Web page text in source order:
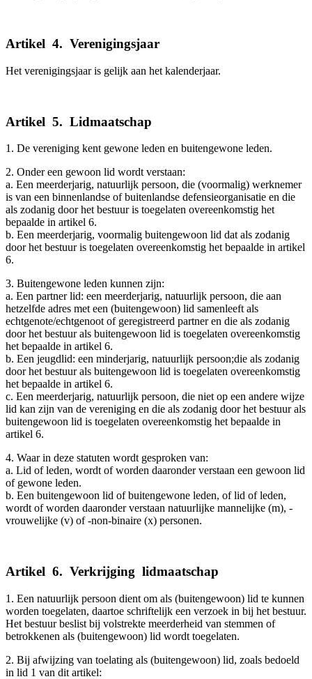
Artikel 4. Verenigingsjaar
Het verenigingsjaar is gelijk aan het kalenderjaar.
Artikel 5. Lidmaatschap
1. De vereniging kent gewone leden en buitengewone leden.
2. Onder een gewoon lid wordt verstaan:
a. Een meerderjarig, natuurlijk persoon, die (voormalig) werknemer
is van een binnenlandse of buitenlandse defensieorganisatie en die
als zodanig door het bestuur is toegelaten overeenkomstig het
bepaalde in artikel 6.
b. Een meerderjarig, voormalig buitengewoon lid dat als zodanig
door het bestuur is toegelaten overeenkomstig het bepaalde in artikel
6.
3. Buitengewone leden kunnen zijn:
a. Een partner lid: een meerderjarig, natuurlijk persoon, die aan
hetzelfde adres met een (buitengewoon) lid samenleeft als
echtgenote/echtgenoot of geregistreerd partner en die als zodanig
door het bestuur als buitengewoon lid is toegelaten overeenkomstig
het bepaalde in artikel 6.
b. Een jeugdlid: een minderjarig, natuurlijk persoon;die als zodanig
door het bestuur als buitengewoon lid is toegelaten overeenkomstig
het bepaalde in artikel 6.
c. Een meerderjarig, natuurlijk persoon, die niet op een andere wijze
lid kan zijn van de vereniging en die als zodanig door het bestuur als
buitengewoon lid is toegelaten overeenkomstig het bepaalde in
artikel 6.
4. Waar in deze statuten wordt gesproken van:
a. Lid of leden, wordt of worden daaronder verstaan een gewoon lid
of gewone leden.
b. Een buitengewoon lid of buitengewone leden, of lid of leden,
wordt of worden daaronder verstaan natuurlijke mannelijke (m), -
vrouwelijke (v) of -non-binaire (x) personen.
Artikel 6. Verkrijging lidmaatschap
1. Een natuurlijk persoon dient om als (buitengewoon) lid te kunnen
worden toegelaten, daartoe schriftelijk een verzoek in bij het bestuur.
Het bestuur beslist bij volstrekte meerderheid van stemmen of
betrokkenen als (buitengewoon) lid wordt toegelaten.
2. Bij afwijzing van toelating als (buitengewoon) lid, zoals bedoeld
in lid 1 van dit artikel: